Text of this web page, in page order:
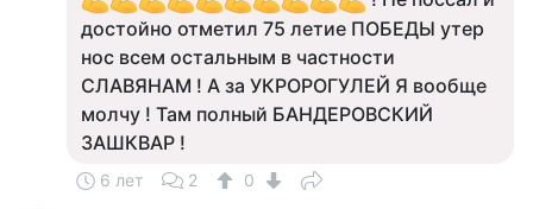
достойно отметил 75 летие ПОБЕДЫ утер
нос всем остальным в частности
СЛАВЯНАМ ! А за УКРОРОГУЛЕЙ Я вообще
молчу ! Там полный БАНДЕРОВСКИЙ
ЗАШКВАР !
6 лет 2 0